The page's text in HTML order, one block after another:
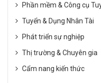
Phần mềm & Công cụ
Tuyển & Dụng Nhân Tài
Phát triển sự nghiệp
Thị trường & Chuyên gia
Cẩm nang kiến thức